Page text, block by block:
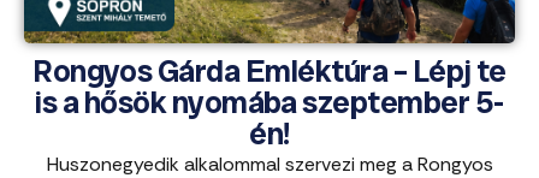
Rongyos Gárda Emléktúra – Lépj te
is a hősök nyomába szeptember 5-
én!
Huszonegyedik alkalommal szervezi meg a Rongyos